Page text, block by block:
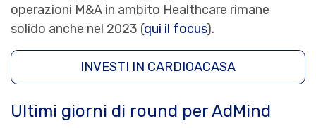
operazioni M&A in ambito Healthcare rimane
solido anche nel 2023 (qui il focus).
INVESTI IN CARDIOACASA
Ultimi giorni di round per AdMind